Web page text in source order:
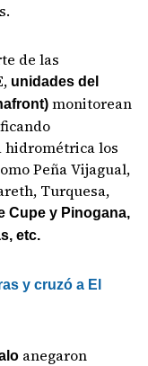
de las
unidades del
monitorean
hidrométrica los
Peña Vijagual,
Turquesa,
Cupe y Pinogana,
etc.
y cruzó a El
anegaron